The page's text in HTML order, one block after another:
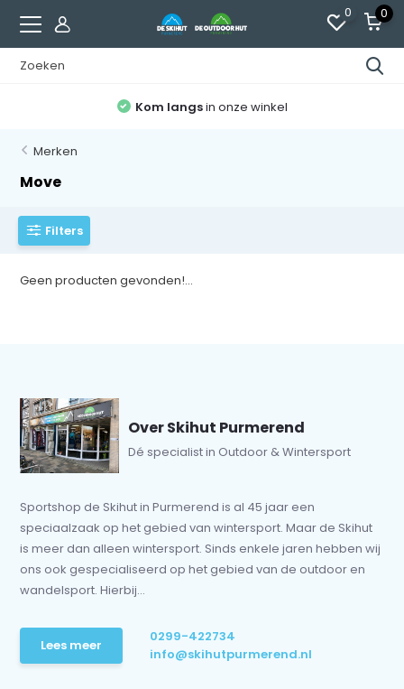
0 0
Kom langsin onze winkel
Merken
Move
Filters
Geen producten gevonden!...
Over Skihut Purmerend
Dé specialist in Outdoor & Wintersport
Sportshop de Skihut in Purmerend is al 45 jaar een
speciaalzaak op het gebied van wintersport. Maar de Skihut
is meer dan alleen wintersport. Sinds enkele jaren hebben wij
ons ook gespecialiseerd op het gebied van de outdoor en
wandelsport. Hierbij...
Lees meer
0299-422734
info@skihutpurmerend.nl